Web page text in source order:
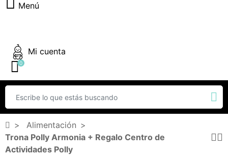
Menú
Mi cuenta
0
Alimentación
Trona Polly Armonia + Regalo Centro de
Actividades Polly